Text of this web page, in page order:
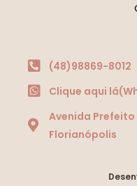
(48)98869-8012
Clique aqui
Avenida Prefeito
Florianópolis